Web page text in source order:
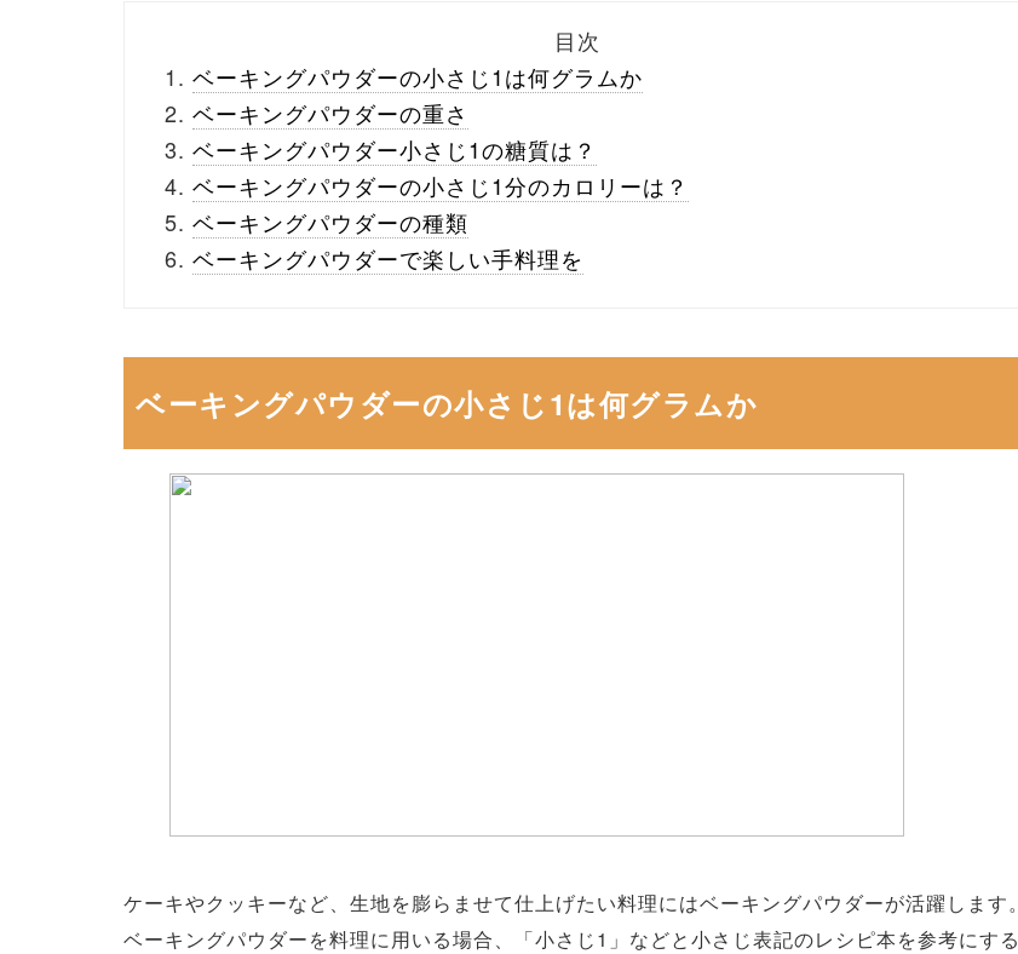
目次
ベーキングパウダーの小さじ1は何グラムか
ベーキングパウダーの重さ
ベーキングパウダー小さじ1の糖質は？
ベーキングパウダーの小さじ1分のカロリーは？
ベーキングパウダーの種類
ベーキングパウダーで楽しい手料理を
ベーキングパウダーの小さじ1は何グラムか
ケーキやクッキーなど、生地を膨らませて仕上げたい料理にはベーキングパウダーが活躍します。
ベーキングパウダーを料理に用いる場合、「小さじ1」などと小さじ表記のレシピ本を参考にする